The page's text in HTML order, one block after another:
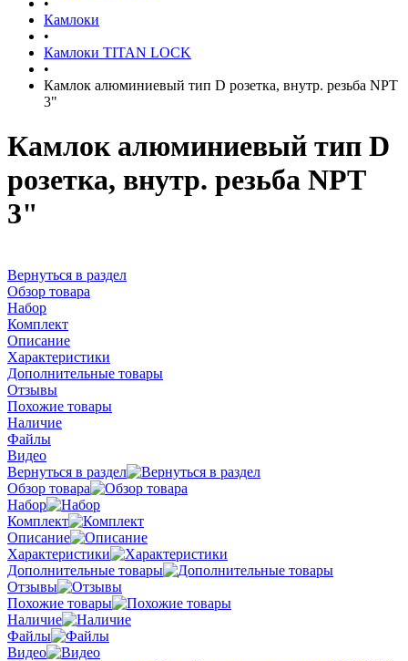
•
Камлоки
•
Камлоки TITAN LOCK
•
Камлок алюминиевый тип D розетка, внутр. резьба NPT
3"
Камлок алюминиевый тип D
розетка, внутр. резьба NPT
3"
Вернуться в раздел
Обзор товара
Набор
Комплект
Описание
Характеристики
Дополнительные товары
Отзывы
Похожие товары
Наличие
Файлы
Видео
Вернуться в раздел
Обзор товара
Набор
Комплект
Описание
Характеристики
Дополнительные товары
Отзывы
Похожие товары
Наличие
Файлы
Видео